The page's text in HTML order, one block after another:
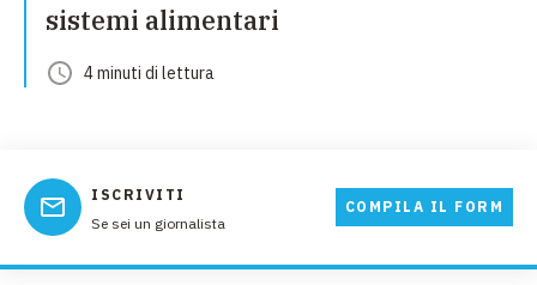
sistemi alimentari
4minuti di lettura
ISCRIVITI
Se sei un giornalista
COMPILA IL FORM